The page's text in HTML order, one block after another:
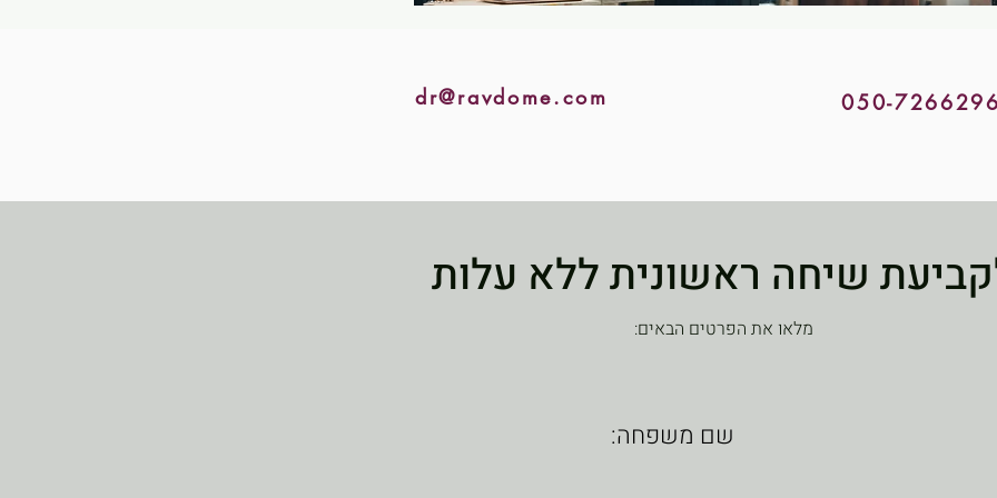
dr@ravdome.com 050-7266296
שיחה ראשונית ללא עלות
מלאו את הפרטים הבאים:
שם משפחה: